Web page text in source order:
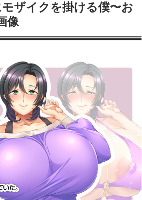
ザイクを掛ける僕〜お
像